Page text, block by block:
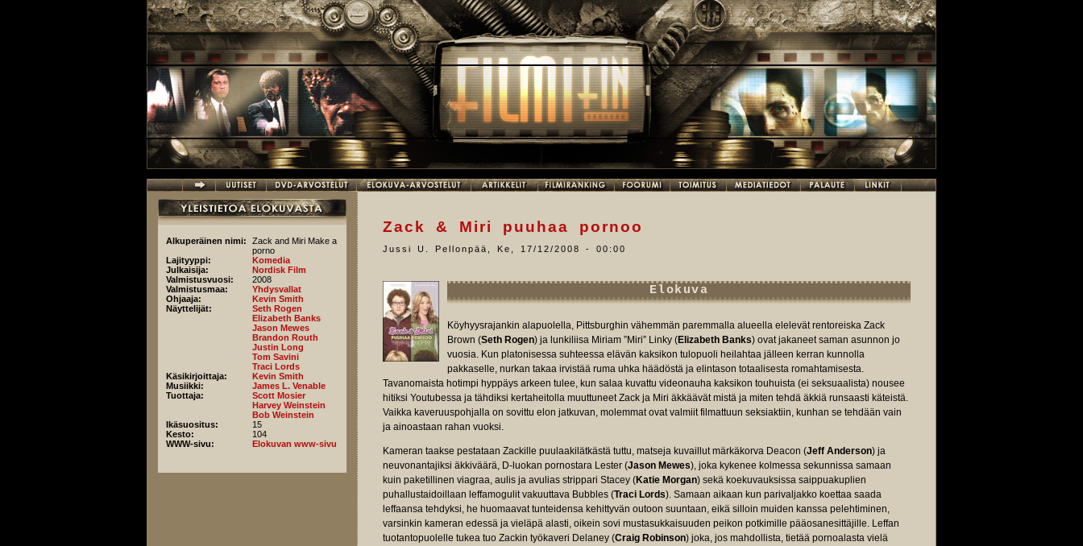
Alkuperäinen nimi:
Zack and Miri Make a
porno
Lajityyppi:
Komedia
Julkaisija:
Nordisk Film
Valmistusvuosi:
2008
Valmistusmaa:
Yhdysvallat
Ohjaaja:
Kevin Smith
Näyttelijät:
Seth Rogen
Elizabeth Banks
Jason Mewes
Brandon Routh
Justin Long
Tom Savini
Traci Lords
Käsikirjoittaja:
Kevin Smith
Musiikki:
James L. Venable
Tuottaja:
Scott Mosier
Harvey Weinstein
Bob Weinstein
Ikäsuositus:
15
Kesto:
104
WWW-sivu:
Elokuvan www-sivu
Zack & Miri puuhaa pornoo
Jussi U. Pellonpää Ke, 17/12/2008 - 00:00
Elokuva
Köyhyysrajankin alapuolella, Pittsburghin vähemmän paremmalla alueella elelevät rentoreiska Zack
Brown (Seth Rogen) ja lunkiliisa Miriam ”Miri” Linky (Elizabeth Banks) ovat jakaneet saman asunnon jo
vuosia. Kun platonisessa suhteessa elävän kaksikon tulopuoli heilahtaa jälleen kerran kunnolla
pakkaselle, nurkan takaa irvistää ruma uhka häädöstä ja elintason totaalisesta romahtamisesta.
Tavanomaista hotimpi hyppäys arkeen tulee, kun salaa kuvattu videonauha kaksikon touhuista (ei seksuaalista) nousee
hitiksi Youtubessa ja tähdiksi kertaheitolla muuttuneet Zack ja Miri äkkäävät mistä ja miten tehdä äkkiä runsaasti käteistä.
Vaikka kaveruuspohjalla on sovittu elon jatkuvan, molemmat ovat valmiit filmattuun seksiaktiin, kunhan se tehdään vain
ja ainoastaan rahan vuoksi.
Kameran taakse pestataan Zackille puulaakilätkästä tuttu, matseja kuvaillut märkäkorva Deacon (Jeff Anderson) ja
neuvonantajiksi äkkiväärä, D-luokan pornostara Lester (Jason Mewes), joka kykenee kolmessa sekunnissa samaan
kuin paketillinen viagraa, aulis ja avulias strippari Stacey (Katie Morgan) sekä koekuvauksissa saippuakuplien
puhallustaidoillaan leffamogulit vakuuttava Bubbles (Traci Lords). Samaan aikaan kun parivaljakko koettaa saada
leffaansa tehdyksi, he huomaavat tunteidensa kehittyvän outoon suuntaan, eikä silloin muiden kanssa pelehtiminen,
varsinkin kameran edessä ja vieläpä alasti, oikein sovi mustasukkaisuuden peikon potkimille pääosanesittäjille. Leffan
tuotantopuolelle tukea tuo Zackin työkaveri Delaney (Craig Robinson) joka, jos mahdollista, tietää pornoalasta vielä